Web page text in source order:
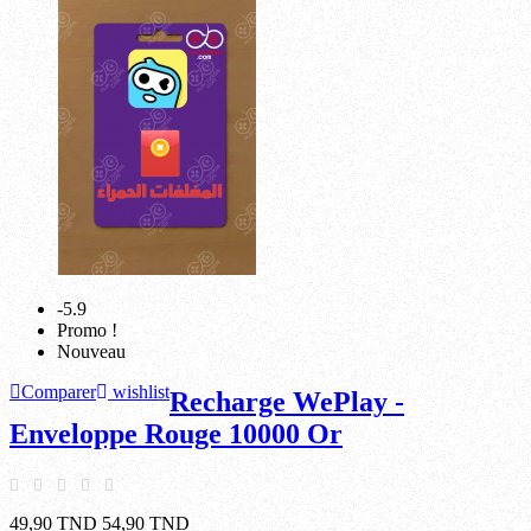
-5.9
Promo !
Nouveau
Comparer
wishlistRecharge WePlay -
Enveloppe Rouge 10000 Or
49,90 TND 54,90 TND